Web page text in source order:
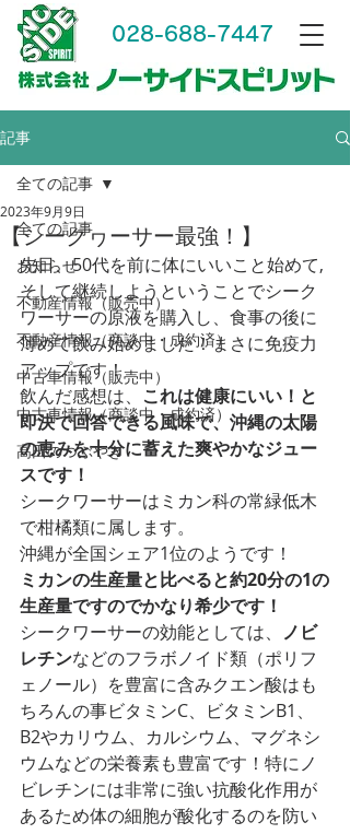
028-688-7447
記事
全ての記事
お知らせ
不動産情報（販売中）
不動産情報（商談中・成約済）
中古車情報（販売中）
中古車情報（商談中・成約済）
高田のつぶやき
全ての記事
【シークヮーサー最強！】
2023年9月9日
先日、50代を前に体にいいこと始めて,
そして継続しようということでシーク
ワーサーの原液を購入し、食事の後に
薄めて飲み始めました！まさに免疫力
アップです！
飲んだ感想は、 これは健康にいい！と
即決で回答できる風味で、沖縄の太陽
の恵みを十分に蓄えた爽やかなジュー
スです！
シークワーサーはミカン科の常緑低木
で柑橘類に属します。
沖縄が全国シェア1位のようです！
ミカンの生産量と比べると約20分の1の
生産量ですのでかなり希少です！
シークワーサーの効能としては、 ノビ
レチンなどのフラボノイド類（ポリフ
ェノール）を豊富に含みクエン酸はも
ちろんの事ビタミンC、ビタミンB1、
B2やカリウム、カルシウム、マグネシ
ウムなどの栄養素も豊富です！特にノ
ビレチンには非常に強い抗酸化作用が
あるため体の細胞が酸化するのを防い